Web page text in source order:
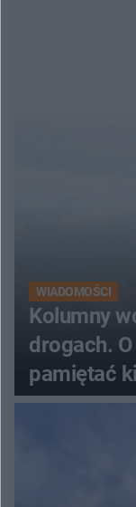
WIADOMOŚCI
Kolumny
drogach.
pamiętać